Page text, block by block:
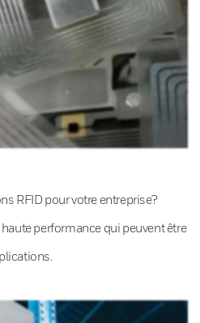
RFID pour votre entreprise?
performance qui peuvent être